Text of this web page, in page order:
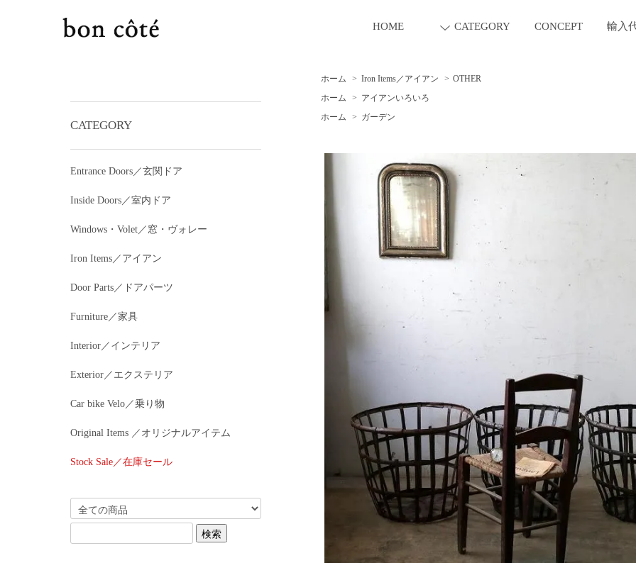
HOME CATEGORY CONCEPT 輸入
ホーム > Iron Items／アイアン > OTHER
ホーム
> アイアンいろいろ
ホーム
> ガーデン
CATEGORY
Entrance Doors／玄関ドア
Inside Doors／室内ドア
Windows・Volet／窓・ヴォレー
Iron Items／アイアン
Door Parts／ドアパーツ
Furniture／家具
Interior／インテリア
Exterior／エクステリア
Car bike Velo／乗り物
Original Items ／オリジナルアイテム
Stock Sale／在庫セール